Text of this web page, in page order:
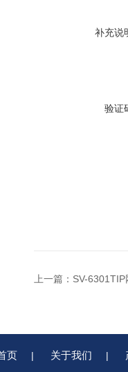
补充说
验证
上一篇： SV-
页 | 关于我们 |